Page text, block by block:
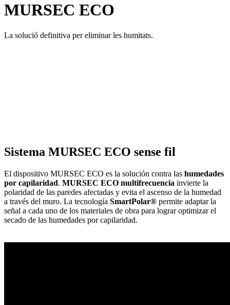
MURSEC ECO
La solució definitiva per eliminar les humitats.
Sistema MURSEC ECO sense fil
El dispositivo MURSEC ECO es la solución contra las humedades
por capilaridad. MURSEC ECO multifrecuencia invierte la
polaridad de las paredes afectadas y evita el ascenso de la humedad
a través del muro. La tecnología SmartPolar® permite adaptar la
señal a cada uno de los materiales de obra para lograr optimizar el
secado de las humedades por capilaridad.